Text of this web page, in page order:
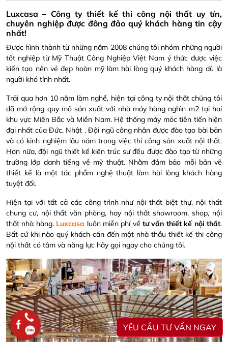
Luxcasa – Công ty thiết kế thi công nội thất uy tín,
chuyên nghiệp được đông đảo quý khách hàng tin cậy
nhất!
Được hình thành từ những năm 2008 chúng tôi nhóm những người
tốt nghiệp từ Mỹ Thuật Công Nghiệp Việt Nam ý thức được việc
kiến tạo nên vẻ đẹp hoàn mỹ làm hài lòng quý khách hàng dù là
người khó tính nhất.
Trải qua hơn 10 năm làm nghề, hiện tại công ty nội thất chúng tôi
đã mở rộng quy mô sản xuất với nhà máy hàng nghìn m2 tại hai
khu vực Miền Bắc và Miền Nam. Hệ thống máy móc tiên tiến hiện
đại nhất của Đức, Nhật . Đội ngũ công nhân được đào tạo bài bản
và có kinh nghiệm lâu năm trong việc thi công sản xuất nội thất.
Hơn nữa, đội ngũ thiết kế kiến trúc sư đều được đào tạo từ những
trường lớp danh tiếng về mỹ thuật. Nhằm đảm bảo mỗi bản vẽ
thiết kế là một tác phẩm nghệ thuật làm hài lòng khách hàng
tuyệt đối.
Hiện tại với tất cả các công trình như nội thất biệt thự, nội thất
chung cư, nội thất văn phòng, hay nội thất showroom, shop, nội
thất nhà hàng. Luxcasa luôn miễn phí về tư vấn thiết kế nội thất.
Bất cứ khi nào quý khách cần đến một nhà thầu thiết kế thi công
nội thất có tâm và năng lực hãy gọi ngay cho chúng tôi.
YÊU CẦU TƯ VẤN NGAY